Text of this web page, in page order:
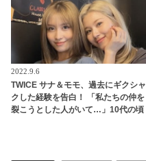
2022.9.6
TWICE サナ＆モモ、過去にギクシャ
クした経験を告白！ 「私たちの仲を
裂こうとした人がいて…」10代の頃